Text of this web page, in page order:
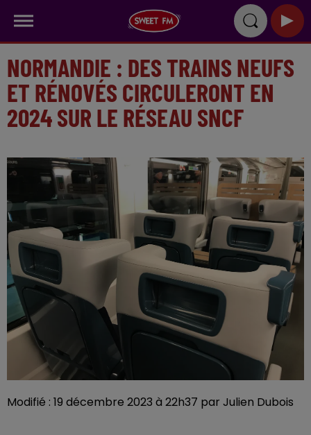
NORMANDIE : DES TRAINS NEUFS
ET RÉNOVÉS CIRCULERONT EN
2024 SUR LE RÉSEAU SNCF
Modifié : 19 décembre 2023 à 22h37 par Julien Dubois